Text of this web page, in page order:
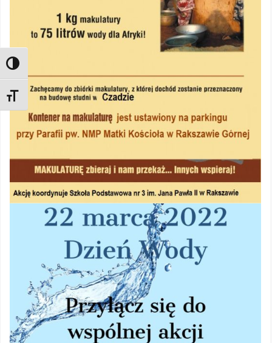
TOGGLE HIGH CONTRAST
TOGGLE FONT SIZE